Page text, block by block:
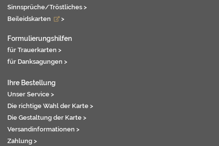
Sinnsprüche/Tröstliches >
Beileidskarten
>
Formulierungshilfen
für Trauerkarten >
für Danksagungen >
Ihre Bestellung
Unser Service >
Die richtige Wahl der Karte >
Die Gestaltung der Karte >
Versandinformationen >
Zahlung >